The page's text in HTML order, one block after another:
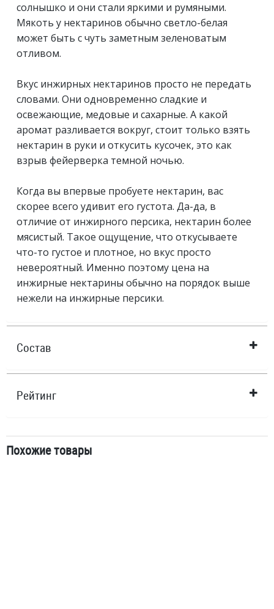
солнышко и они стали яркими и румяными.
Мякоть у нектаринов обычно светло-белая
может быть с чуть заметным зеленоватым
отливом.
Вкус инжирных нектаринов просто не передать
словами. Они одновременно сладкие и
освежающие, медовые и сахарные. А какой
аромат разливается вокруг, стоит только взять
нектарин в руки и откусить кусочек, это как
взрыв фейерверка темной ночью.
Когда вы впервые пробуете нектарин, вас
скорее всего удивит его густота. Да-да, в
отличие от инжирного персика, нектарин более
мясистый. Такое ощущение, что откусываете
что-то густое и плотное, но вкус просто
невероятный. Именно поэтому цена на
инжирные нектарины обычно на порядок выше
нежели на инжирные персики.
Состав
Рейтинг
Похожие товары